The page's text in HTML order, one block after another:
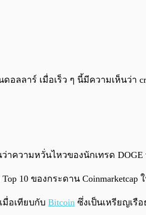
ลาร์ เมื่อเร็ว ๆ นี้มีความเห็นว่า
ความหวั่นไหวของนักเทรด
ของกระดาน Coinmarketcap
มื่อเทียบกับ Bitcoin ซึ่งเป็นเหรียญเรือ